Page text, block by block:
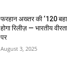
फरहान अख्तर की ‘120
होगा रिलीज़ — भारतीय
पर
August 3, 2025